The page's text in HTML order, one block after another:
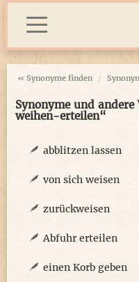
« Synonyme finden
Synonyme und
weihen-erteilen“
abblitzen lassen
von sich weisen
zurückweisen
Abfuhr erteilen
einen Korb geben